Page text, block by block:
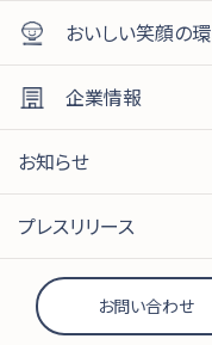
おいしい笑顔の環
企業情報
お知らせ
プレスリリース
お問い合わせ